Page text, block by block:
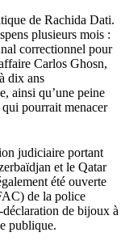
de Rachida Dati.
plusieurs mois :
correctionnel pour
Carlos Ghosn,
dix ans
ainsi qu’une peine
pourrait menacer
judiciaire portant
et le Qatar
été ouverte
de la police
de bijoux à
publique.